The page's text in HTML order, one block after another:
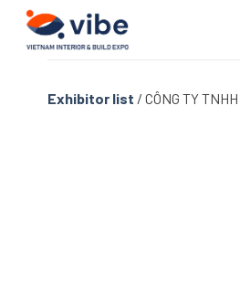
Skip
content
Exhibitor list / CÔNG TY